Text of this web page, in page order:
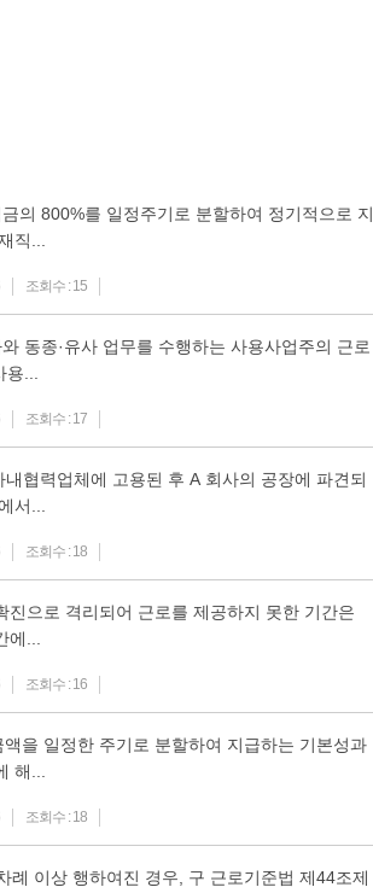
의 800%를 일정주기로 분할하여 정기적으로 지
직...
조회수 :15
동종·유사 업무를 수행하는 사용사업주의 근로
...
조회수 :17
내협력업체에 고용된 후 A 회사의 공장에 파견되
서...
조회수 :18
진으로 격리되어 근로를 제공하지 못한 기간은
...
조회수 :16
을 일정한 주기로 분할하여 지급하는 기본성과
해...
조회수 :18
례 이상 행하여진 경우, 구 근로기준법 제44조제